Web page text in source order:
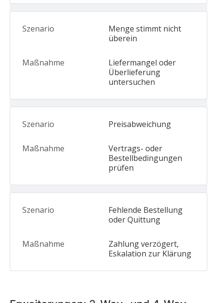
Menge stimmt nicht
überein
Liefermangel oder
Überlieferung
untersuchen
Preisabweichung
Vertrags- oder
Bestellbedingungen
prüfen
Fehlende Bestellung
oder Quittung
Zahlung verzögert,
Eskalation zur Klärung